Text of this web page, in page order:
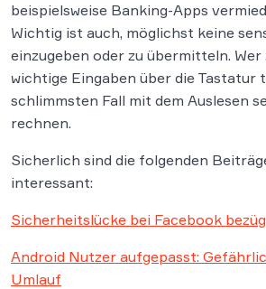
beispielsweise Banking-Apps
Wichtig ist auch, möglichst keine
einzugeben oder zu übermitteln. Wer
wichtige Eingaben über die Tastatur
schlimmsten Fall mit dem Auslesen
rechnen.
Sicherlich sind die folgenden
interessant:
Sicherheitslücke bei Facebook
Android Nutzer aufgepasst:
Umlauf